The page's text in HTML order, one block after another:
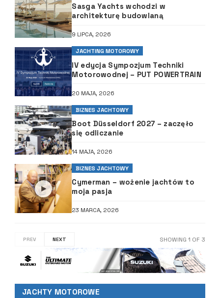
Sasga Yachts wchodzi w
architekturę budowlaną
9 LIPCA, 2026
JACHTING MOTOROWY
IV edycja Sympozjum Techniki
Motorowodnej – PUT POWERTRAIN
20 MAJA, 2026
BIZNES JACHTOWY
Boot Düsseldorf 2027 – zaczęło
się odliczanie
14 MAJA, 2026
BIZNES JACHTOWY
Cymerman – wożenie jachtów to
moja pasja
23 MARCA, 2026
PREV NEXT SHOWING 1 OF 3
JACHTY MOTOROWE